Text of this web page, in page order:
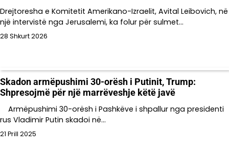
Drejtoresha e Komitetit Amerikano-Izraelit, Avital Leibovich, në
një intervistë nga Jerusalemi, ka folur për sulmet…
28 Shkurt 2026
Skadon armëpushimi 30-orësh i Putinit, Trump:
Shpresojmë për një marrëveshje këtë javë
Armëpushimi 30-orësh i Pashkëve i shpallur nga presidenti
rus Vladimir Putin skadoi në…
21 Prill 2025